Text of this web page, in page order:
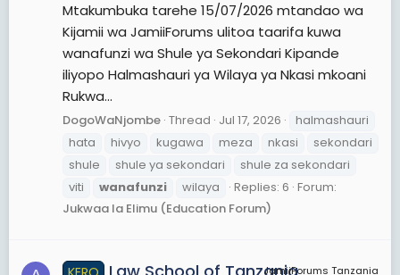
Mtakumbuka tarehe 15/07/2026 mtandao wa
Kijamii wa JamiiForums ulitoa taarifa kuwa
wanafunzi wa Shule ya Sekondari Kipande
iliyopo Halmashauri ya Wilaya ya Nkasi mkoani
Rukwa...
DogoWaNjombe Thread Jul 17, 2026
halmashauri
hata
hivyo kugawa meza nkasi
sekondari
shule
shule ya sekondari
shule za sekondari
viti
wanafunzi wilaya Replies: 6 Forum:
Jukwaa la Elimu (Education Forum)
JamiiForums Tanzania